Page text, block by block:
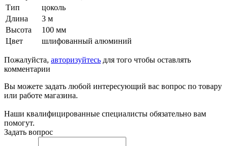
Тип
цоколь
Длина
3 м
Высота
100 мм
Цвет
шлифованный алюминий
Пожалуйста, авторизуйтесь для того чтобы оставлять
комментарии
Вы можете задать любой интересующий вас вопрос по товару
или работе магазина.
Наши квалифицированные специалисты обязательно вам
помогут.
Задать вопрос